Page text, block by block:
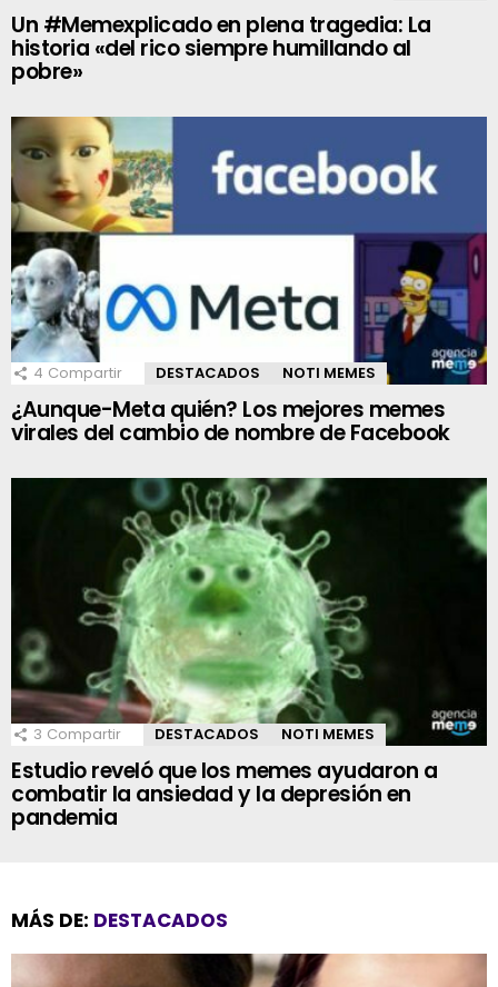
Un #Memexplicado en plena tragedia: La
historia «del rico siempre humillando al
pobre»
4 Compartir DESTACADOS NOTI MEMES
¿Aunque-Meta quién? Los mejores memes
virales del cambio de nombre de Facebook
3 Compartir DESTACADOS NOTI MEMES
Estudio reveló que los memes ayudaron a
combatir la ansiedad y la depresión en
pandemia
MÁS DE: DESTACADOS